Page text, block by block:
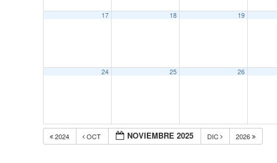
17 18 19
24 25 26
2024 OCT NOVIEMBRE 2025 DIC 2026